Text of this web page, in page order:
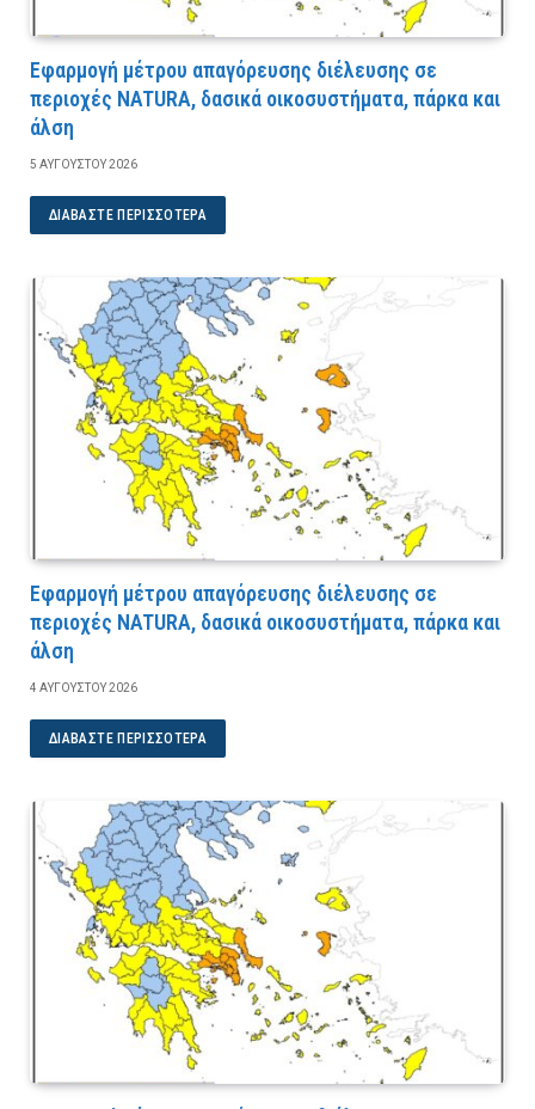
Εφαρμογή μέτρου απαγόρευσης διέλευσης σε
περιοχές NATURA, δασικά οικοσυστήματα, πάρκα και
άλση
5 ΑΥΓΟΎΣΤΟΥ 2026
ΔΙΑΒΆΣΤΕ ΠΕΡΙΣΣΌΤΕΡΑ
Εφαρμογή μέτρου απαγόρευσης διέλευσης σε
περιοχές NATURA, δασικά οικοσυστήματα, πάρκα και
άλση
4 ΑΥΓΟΎΣΤΟΥ 2026
ΔΙΑΒΆΣΤΕ ΠΕΡΙΣΣΌΤΕΡΑ